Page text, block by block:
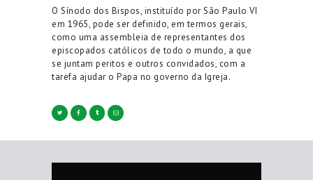
O Sínodo dos Bispos, instituído por São Paulo VI
em 1965, pode ser definido, em termos gerais,
como uma assembleia de representantes dos
episcopados católicos de todo o mundo, a que
se juntam peritos e outros convidados, com a
tarefa ajudar o Papa no governo da Igreja.